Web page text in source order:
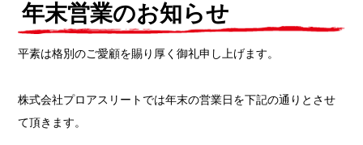
年末営業のお知らせ
平素は格別のご愛顧を賜り厚く御礼申し上げます。
株式会社プロアスリートでは年末の営業日を下記の通りとさせ
て頂きます。